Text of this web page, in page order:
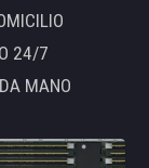
24/7
MANO